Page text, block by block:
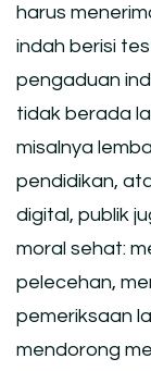
harus
indah berisi
pengaduan
tidak berada
misalnya
pendidikan,
digital, publik
moral sehat:
pelecehan,
pemeriksaan
mendorong